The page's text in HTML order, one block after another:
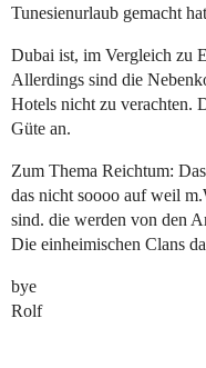
Tunesienurlaub gemacht
Dubai ist, im Vergleich zu
Allerdings sind die
Hotels nicht zu verachten.
Güte an.
Zum Thema Reichtum:
das nicht soooo auf weil
sind. die werden von den
Die einheimischen Clans
bye
Rolf